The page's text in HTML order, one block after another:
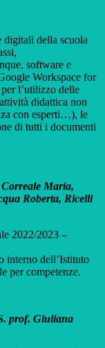
digitali della scuola
software e
Workspace for
l’utilizzo delle
didattica non
con esperti…), le
di tutti i documenti
Maria,
Roberta, Ricelli
2022/2023 –
interno dell’Istituto
per competenze.
prof. Giuliana